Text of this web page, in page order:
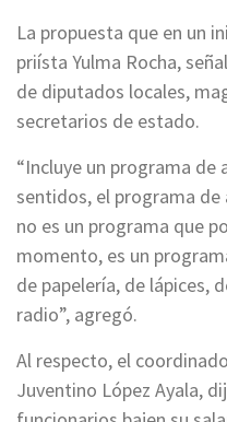
La propuesta que en un
priísta Yulma Rocha,
de diputados locales,
secretarios de estado.
“Incluye un programa
sentidos, el programa
no es un programa que
momento, es un
de papelería, de lápices,
radio”, agregó.
Al respecto, el
Juventino López Ayala,